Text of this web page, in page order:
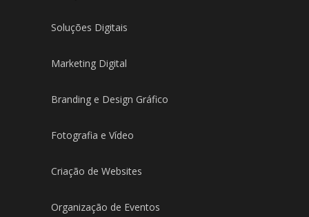
Soluções Digitais
Marketing Digital
Branding e Design Gráfico
Fotografia e Vídeo
Criação de Websites
Organização de Eventos